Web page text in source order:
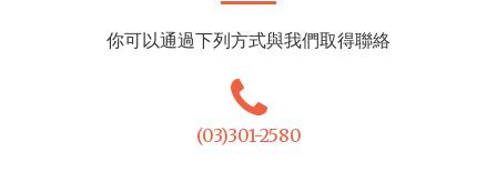
你可以通過下列方式與我們取得聯絡
(03)301-2580